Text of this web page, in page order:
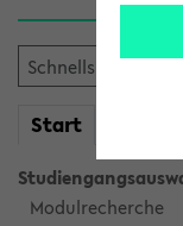
Start
Modulrecherche